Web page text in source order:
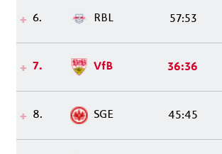
6. RBL 57:53
7. VfB 36:36
8. SGE 45:45